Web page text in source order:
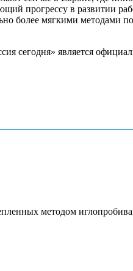
прогрессу в развитии
более мягкими методами
сегодня» является
методом